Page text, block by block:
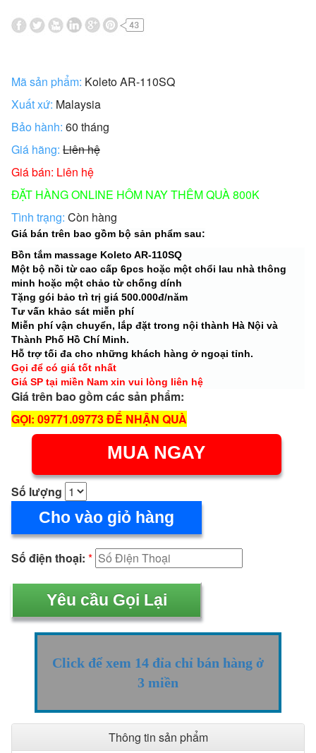
Mã sản phẩm: Koleto AR-110SQ
Xuất xứ: Malaysia
Bảo hành: 60 tháng
Giá hãng: Liên hệ
Giá bán: Liên hệ
ĐẶT HÀNG ONLINE HÔM NAY THÊM QUÀ 800K
Tình trạng: Còn hàng
Giá bán trên bao gồm bộ sản phẩm sau:
Bồn tắm massage Koleto AR-110SQ
Một bộ nồi từ cao cấp 6pcs hoặc một chổi lau nhà thông
minh hoặc một chảo từ chống dính
Tặng gói bảo trì trị giá 500.000đ/năm
Tư vấn khảo sát miễn phí
Miễn phí vận chuyển, lắp đặt trong nội thành Hà Nội và
Thành Phố Hồ Chí Minh.
Hỗ trợ tối đa cho những khách hàng ở ngoại tỉnh.
Gọi để có giá tốt nhất
Giá SP tại miền Nam xin vui lòng liên hệ
Giá trên bao gồm các sản phẩm:
GỌI: 09771.09773 ĐỂ NHẬN QUÀ
MUA NGAY
Số lượng
Cho vào giỏ hàng
Số điện thoại: *
Click để xem 14 đỉa chỉ bán hàng ở
3 miền
Thông tin sản phẩm